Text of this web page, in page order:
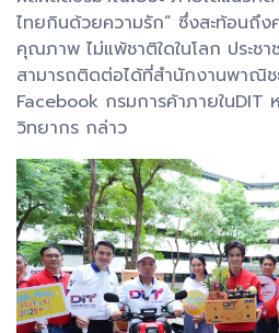
ไทยกินด้วยความรัก” ซึ่งสะท้อนถึ
คุณภาพ ไม่แพ้ชาติใดในโลก ประชา
สามารถติดต่อได้ที่สำนักงานพาณิ
Facebook กรมการค้าภายในDIT
วิทยากร กล่าว